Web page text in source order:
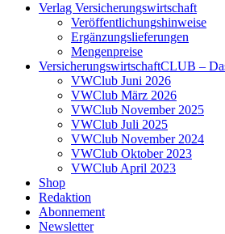
Verlag Versicherungswirtschaft
Veröffentlichungshinweise
Ergänzungslieferungen
Mengenpreise
VersicherungswirtschaftCLUB –
VWClub Juni 2026
VWClub März 2026
VWClub November 2025
VWClub Juli 2025
VWClub November 2024
VWClub Oktober 2023
VWClub April 2023
Shop
Redaktion
Abonnement
Newsletter